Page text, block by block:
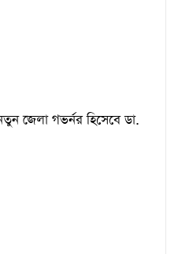
জেলা গভর্নর হিসেবে ডা.